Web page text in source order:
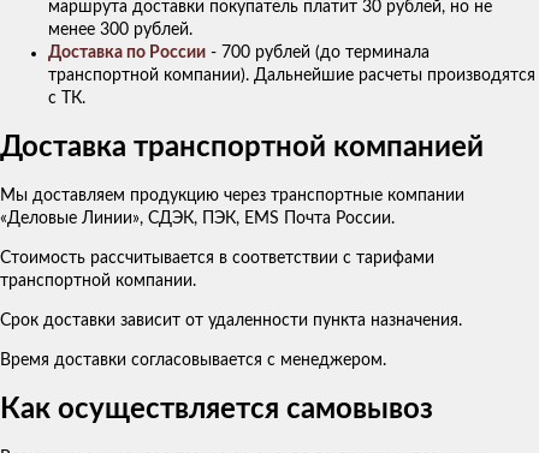
маршрута доставки покупатель платит 30 рублей, но не
менее 300 рублей.
Доставка по России - 700 рублей (до терминала
транспортной компании). Дальнейшие расчеты производятся
с ТК.
Доставка транспортной компанией
Мы доставляем продукцию через транспортные компании
«Деловые Линии», СДЭК, ПЭК, EMS Почта России.
Стоимость рассчитывается в соответствии с тарифами
транспортной компании.
Срок доставки зависит от удаленности пункта назначения.
Время доставки согласовывается с менеджером.
Как осуществляется самовывоз